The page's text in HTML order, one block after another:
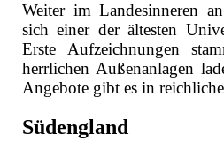
Weiter im Landesinneren
sich einer der ältesten
Erste Aufzeichnungen
herrlichen Außenanlagen
Angebote gibt es in
Südengland